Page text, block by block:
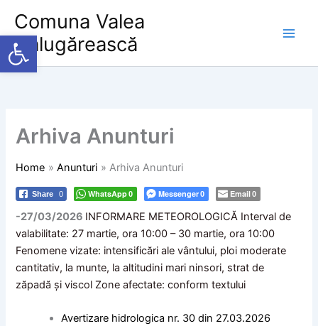
Deschide bara de unelte
content
Comuna Valea
Călugărească
Arhiva Anunturi
Home Anunturi Arhiva Anunturi
Share 0 WhatsApp 0 Messenger 0 Email 0
-27/03/2026 INFORMARE METEOROLOGICĂ Interval de
valabilitate: 27 martie, ora 10:00 – 30 martie, ora 10:00
Fenomene vizate: intensificări ale vântului, ploi moderate
cantitativ, la munte, la altitudini mari ninsori, strat de
zăpadă și viscol Zone afectate: conform textului
Avertizare hidrologica nr. 30 din 27.03.2026